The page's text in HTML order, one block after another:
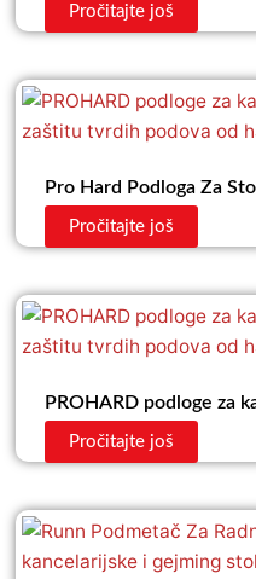
Pročitajte još
Pro Hard Podloga Za
Pročitajte još
PROHARD podloge za
Pročitajte još